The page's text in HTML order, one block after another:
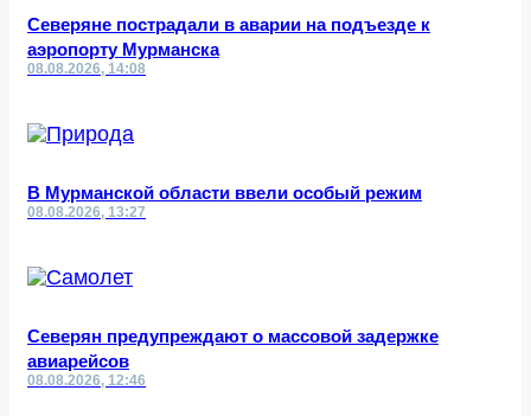
Северяне пострадали в аварии на подъезде к
аэропорту Мурманска
08.08.2026, 14:08
В Мурманской области ввели особый режим
08.08.2026, 13:27
Северян предупреждают о массовой задержке
авиарейсов
08.08.2026, 12:46